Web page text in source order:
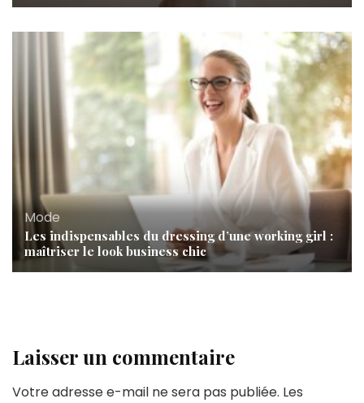
Mode
Les indispensables du dressing d’une working girl :
maîtriser le look business chic
Laisser un commentaire
Votre adresse e-mail ne sera pas publiée. Les